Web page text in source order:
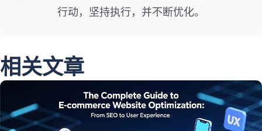
行动，坚持执行，并不断优化。
相关文章